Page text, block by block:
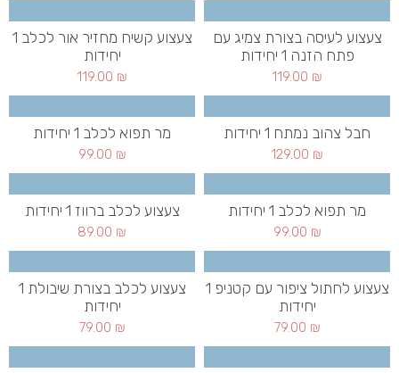
צעצוע לעיסה בצורת צמיג עם
פתח הזנה 1 יחידות
119.00 ₪
צעצוע קשיח מחזיר אור לכלב 1
יחידות
119.00 ₪
חבל צהוב נמתח 1 יחידות
129.00 ₪
מר תפוא לכלב 1 יחידות
99.00 ₪
מר תפוא לכלב 1 יחידות
99.00 ₪
צעצוע לכלב ברווז 1 יחידות
89.00 ₪
צעצוע לחתול ציפור עם קטניפ 1
יחידות
79.00 ₪
צעצוע לכלב בצורת שיבולת 1
יחידות
79.00 ₪